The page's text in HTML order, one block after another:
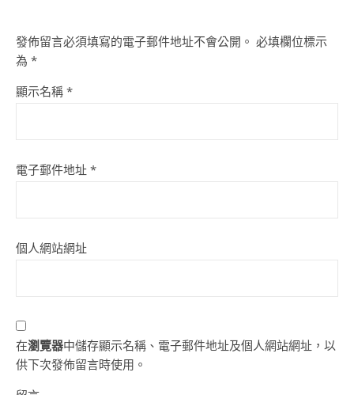
發佈留言必須填寫的電子郵件地址不會公開。 必填欄位標示
為 *
顯示名稱 *
電子郵件地址 *
個人網站網址
在瀏覽器中儲存顯示名稱、電子郵件地址及個人網站網址，以
供下次發佈留言時使用。